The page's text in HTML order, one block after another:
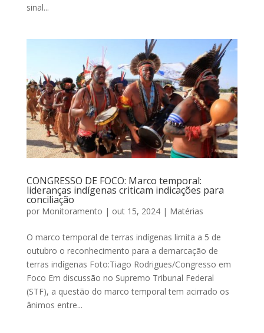
sinal...
CONGRESSO DE FOCO: Marco temporal:
lideranças indígenas criticam indicações para
conciliação
por Monitoramento | out 15, 2024| Matérias
O marco temporal de terras indígenas limita a 5 de
outubro o reconhecimento para a demarcação de
terras indígenas Foto:Tiago Rodrigues/Congresso em
Foco Em discussão no Supremo Tribunal Federal
(STF), a questão do marco temporal tem acirrado os
ânimos entre...